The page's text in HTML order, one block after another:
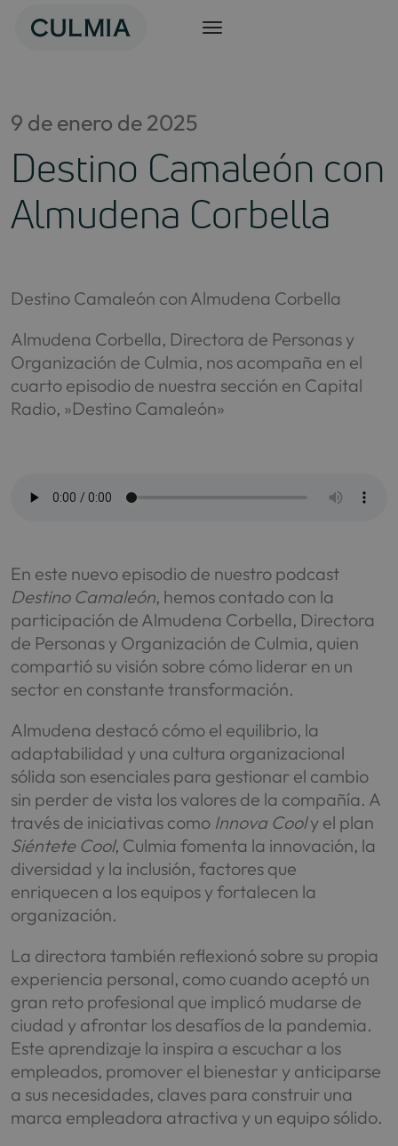
9 de enero de 2025
Destino Camaleón con
Almudena Corbella
Destino Camaleón con Almudena Corbella
Almudena Corbella, Directora de Personas y
Organización de Culmia, nos acompaña en el
cuarto episodio de nuestra sección en Capital
Radio, »Destino Camaleón»
En este nuevo episodio de nuestro podcast
Destino Camaleón, hemos contado con la
participación de Almudena Corbella, Directora
de Personas y Organización de Culmia, quien
compartió su visión sobre cómo liderar en un
sector en constante transformación.
Almudena destacó cómo el equilibrio, la
adaptabilidad y una cultura organizacional
sólida son esenciales para gestionar el cambio
sin perder de vista los valores de la compañía. A
través de iniciativas como Innova Cooly el plan
Siéntete Cool, Culmia fomenta la innovación, la
diversidad y la inclusión, factores que
enriquecen a los equipos y fortalecen la
organización.
La directora también reflexionó sobre su propia
experiencia personal, como cuando aceptó un
gran reto profesional que implicó mudarse de
ciudad y afrontar los desafíos de la pandemia.
Este aprendizaje la inspira a escuchar a los
empleados, promover el bienestar y anticiparse
a sus necesidades, claves para construir una
marca empleadora atractiva y un equipo sólido.